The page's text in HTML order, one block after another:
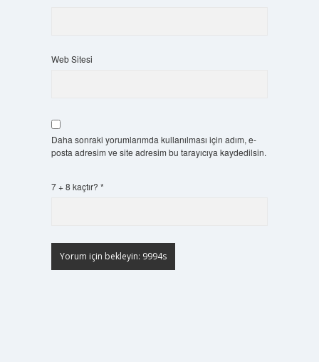
Web Sitesi
Daha sonraki yorumlarımda kullanılması için adım, e-
posta adresim ve site adresim bu tarayıcıya kaydedilsin.
7 + 8 kaçtır? *